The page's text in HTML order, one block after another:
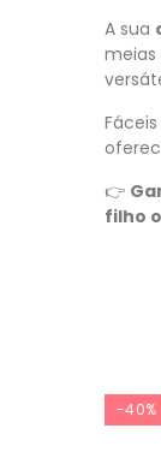
A sua
meias
👉
filho
-40%